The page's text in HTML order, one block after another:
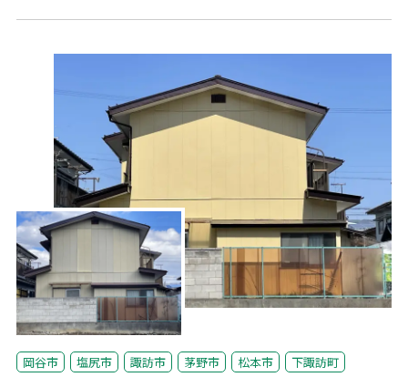
岡谷市 塩尻市 諏訪市 茅野市 松本市 下諏訪町